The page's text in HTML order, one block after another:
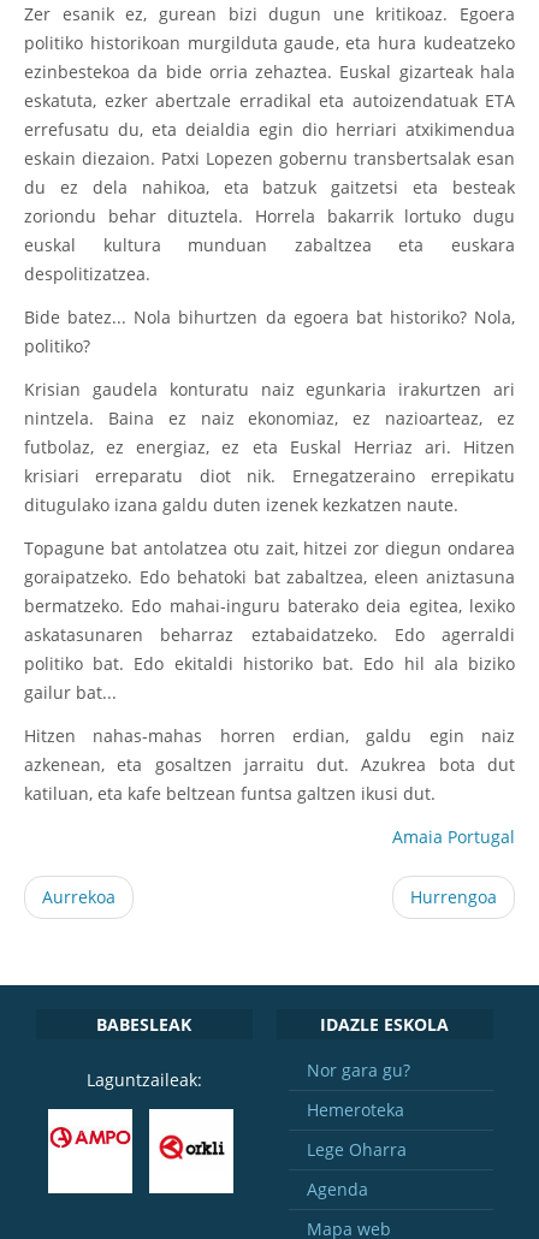
Zer esanik ez, gurean bizi dugun une kritikoaz. Egoera
politiko historikoan murgilduta gaude, eta hura kudeatzeko
ezinbestekoa da bide orria zehaztea. Euskal gizarteak hala
eskatuta, ezker abertzale erradikal eta autoizendatuak ETA
errefusatu du, eta deialdia egin dio herriari atxikimendua
eskain diezaion. Patxi Lopezen gobernu transbertsalak esan
du ez dela nahikoa, eta batzuk gaitzetsi eta besteak
zoriondu behar dituztela. Horrela bakarrik lortuko dugu
euskal kultura munduan zabaltzea eta euskara
despolitizatzea.
Bide batez... Nola bihurtzen da egoera bat historiko? Nola,
politiko?
Krisian gaudela konturatu naiz egunkaria irakurtzen ari
nintzela. Baina ez naiz ekonomiaz, ez nazioarteaz, ez
futbolaz, ez energiaz, ez eta Euskal Herriaz ari. Hitzen
krisiari erreparatu diot nik. Ernegatzeraino errepikatu
ditugulako izana galdu duten izenek kezkatzen naute.
Topagune bat antolatzea otu zait, hitzei zor diegun ondarea
goraipatzeko. Edo behatoki bat zabaltzea, eleen aniztasuna
bermatzeko. Edo mahai-inguru baterako deia egitea, lexiko
askatasunaren beharraz eztabaidatzeko. Edo agerraldi
politiko bat. Edo ekitaldi historiko bat. Edo hil ala biziko
gailur bat...
Hitzen nahas-mahas horren erdian, galdu egin naiz
azkenean, eta gosaltzen jarraitu dut. Azukrea bota dut
katiluan, eta kafe beltzean funtsa galtzen ikusi dut.
Amaia Portugal
Aurrekoa Hurrengoa
BABESLEAK
Laguntzaileak:
IDAZLE ESKOLA
Nor gara gu?
Hemeroteka
Lege Oharra
Agenda
Mapa web